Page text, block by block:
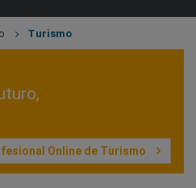
Turismo
Online de Turismo